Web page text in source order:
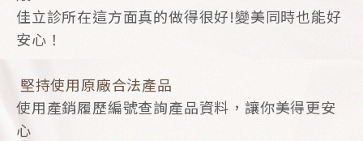
佳立診所在這方面真的做得很好!變美同時也能好
安心！
堅持使用原廠合法產品
使用產銷履歷編號查詢產品資料，讓你美得更安
心